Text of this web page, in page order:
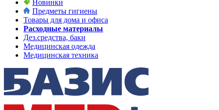
Новинки
Предметы гигиены
Товары для дома и офиса
Расходные материалы
Дез.средства, баки
Медицинская одежда
Медицинская техника